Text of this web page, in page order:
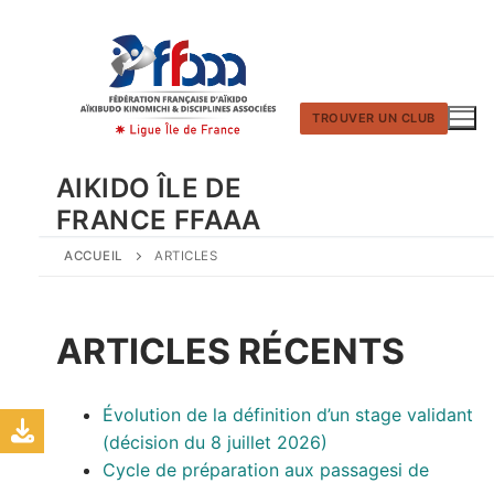
AIKIDO ÎLE DE
FRANCE FFAAA
TROUVER UN CLUB
ACCUEIL ARTICLES
ARTICLES RÉCENTS
Évolution de la définition d’un stage validant
(décision du 8 juillet 2026)
Cycle de préparation aux passagesi de